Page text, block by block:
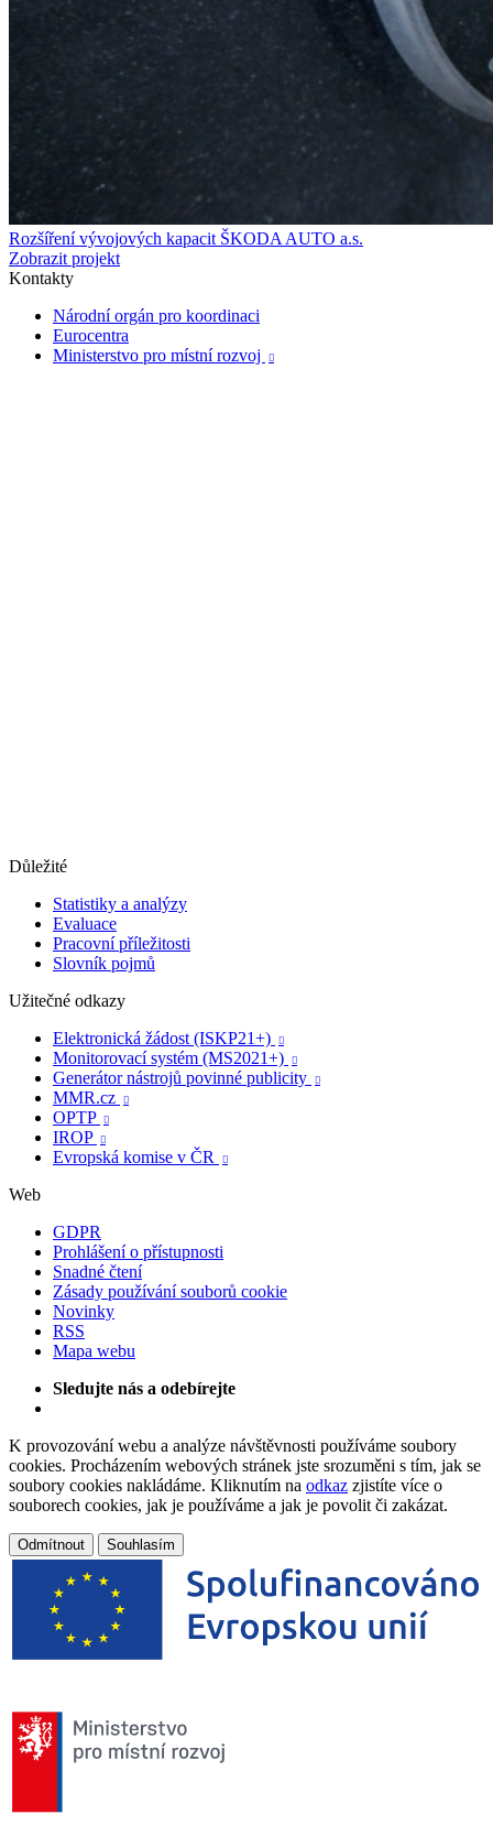
Rozšíření vývojových kapacit ŠKODA AUTO a.s.
Zobrazit projekt
Kontakty
Národní orgán pro koordinaci
Eurocentra
Ministerstvo pro místní rozvoj

Důležité
Statistiky a analýzy
Evaluace
Pracovní příležitosti
Slovník pojmů
Užitečné odkazy
Elektronická žádost (ISKP21+)

Monitorovací systém (MS2021+) 
Generátor nástrojů povinné publicity 
MMR.cz 
OPTP 
IROP 
Evropská komise v ČR 
Web
GDPR
Prohlášení o přístupnosti
Snadné čtení
Zásady používání souborů cookie
Novinky
RSS
Mapa webu
Sledujte nás a odebírejte
K provozování webu a analýze návštěvnosti používáme soubory
cookies. Procházením webových stránek jste srozuměni s tím, jak se
soubory cookies nakládáme. Kliknutím na odkaz zjistíte více o
souborech cookies, jak je používáme a jak je povolit či zakázat.
Odmítnout Souhlasím